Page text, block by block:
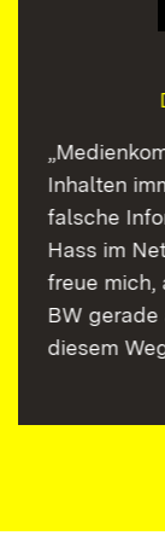
Inhalten
falsche
Hass im
freue mich,
BW
diesem